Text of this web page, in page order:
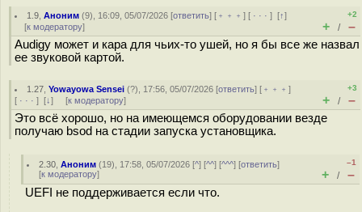
1.9 ,Аноним (9), 16:09, 05/07/2026 [ответить] [ ﹢﹢﹢] [ · · ·][↑]
[к модератору]
+2
+ / –
Audigy может и кара для чьих-то ушей, но я бы все же назвал
ее звуковой картой.
1.27 ,Yowayowa Sensei (?), 17:56, 05/07/2026 [ответить] [ ﹢﹢﹢]
[ · · · ] [↓] [к модератору]
+3
+ / –
Это всё хорошо, но на имеющемся оборудовании везде
получаю bsod на стадии запуска установщика.
2.30 ,Аноним (19), 17:58, 05/07/2026 [^] [^^] [^^^] [ответить]
[к модератору]
–1
+ / –
UEFI не поддерживается если что.